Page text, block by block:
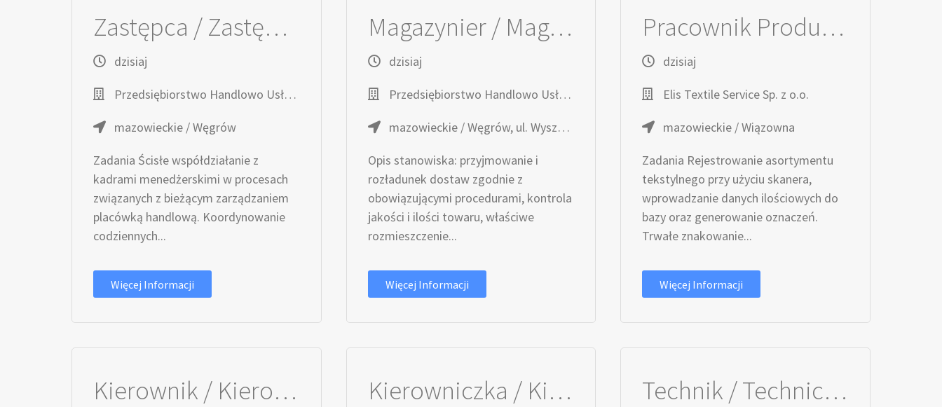
Zastępca / Zastępczyni Kierownika / Kierowniczki sklepu
dzisiaj
Przedsiębiorstwo Handlowo Usługowe TOPAZ
mazowieckie / Węgrów
Zadania Ścisłe współdziałanie z
kadrami menedżerskimi w procesach
związanych z bieżącym zarządzaniem
placówką handlową. Koordynowanie
codziennych...
Więcej Informacji
Magazynier / Magazynierka
dzisiaj
Przedsiębiorstwo Handlowo Usługowe TOPAZ
mazowieckie / Węgrów, ul. Wyszyńskiego 7
Opis stanowiska: przyjmowanie i
rozładunek dostaw zgodnie z
obowiązującymi procedurami, kontrola
jakości i ilości towaru, właściwe
rozmieszczenie...
Więcej Informacji
Pracownik Produkcyjny / Pracownica Produkcyjna
dzisiaj
Elis Textile Service Sp. z o.o.
mazowieckie / Wiązowna
Zadania Rejestrowanie asortymentu
tekstylnego przy użyciu skanera,
wprowadzanie danych ilościowych do
bazy oraz generowanie oznaczeń.
Trwałe znakowanie...
Więcej Informacji
Kierownik / Kierowniczka robót technologicznych Kierowniczka / Kierownik projektu – Elektroenergetyka Technik / Techniczka ds. Serwisu Szalunków